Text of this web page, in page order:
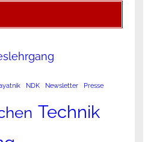
NDK Newsletter Presse
Technik